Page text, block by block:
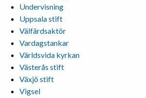
Undervisning
Uppsala stift
Välfärdsaktör
Vardagstankar
Världsvida kyrkan
Västerås stift
Växjö stift
Vigsel